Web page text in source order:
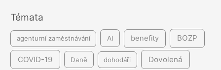
íTémata
agenturní zaměstnávání AI benefity BOZP
COVID-19 Daně dohodáři Dovolená